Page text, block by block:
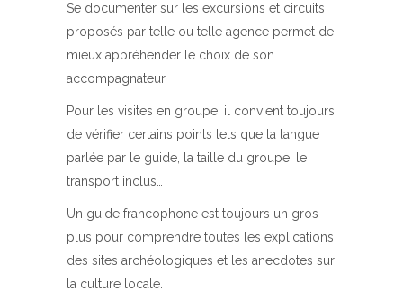
Se documenter sur les excursions et circuits
proposés par telle ou telle agence permet de
mieux appréhender le choix de son
accompagnateur.
Pour les visites en groupe, il convient toujours
de vérifier certains points tels que la langue
parlée par le guide, la taille du groupe, le
transport inclus…
Un guide francophone est toujours un gros
plus pour comprendre toutes les explications
des sites archéologiques et les anecdotes sur
la culture locale.